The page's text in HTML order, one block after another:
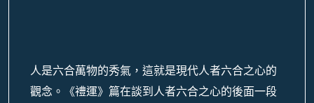
人是六合萬物的秀氣，這就是現代人者六合之心的
觀念。《禮運》篇在談到人者六合之心的後面一段